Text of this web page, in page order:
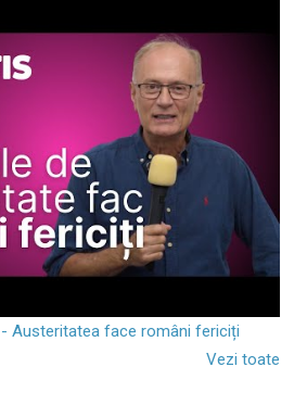
- Austeritatea face români fericiți
Vezi toate